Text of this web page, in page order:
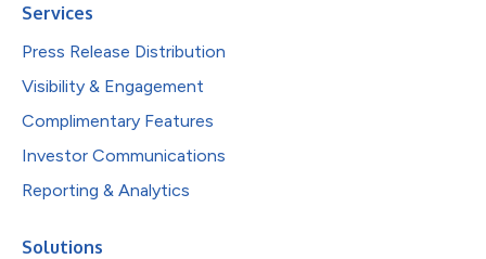
Services
Press Release Distribution
Visibility & Engagement
Complimentary Features
Investor Communications
Reporting & Analytics
Solutions